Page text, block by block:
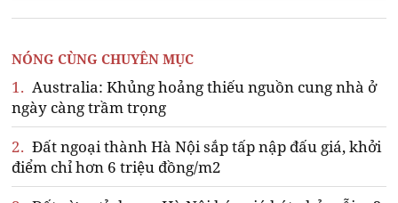
NÓNG CÙNG CHUYÊN MỤC
1. Australia: Khủng hoảng thiếu nguồn cung nhà ở
ngày càng trầm trọng
2. Đất ngoại thành Hà Nội sắp tấp nập đấu giá, khởi
điểm chỉ hơn 6 triệu đồng/m2